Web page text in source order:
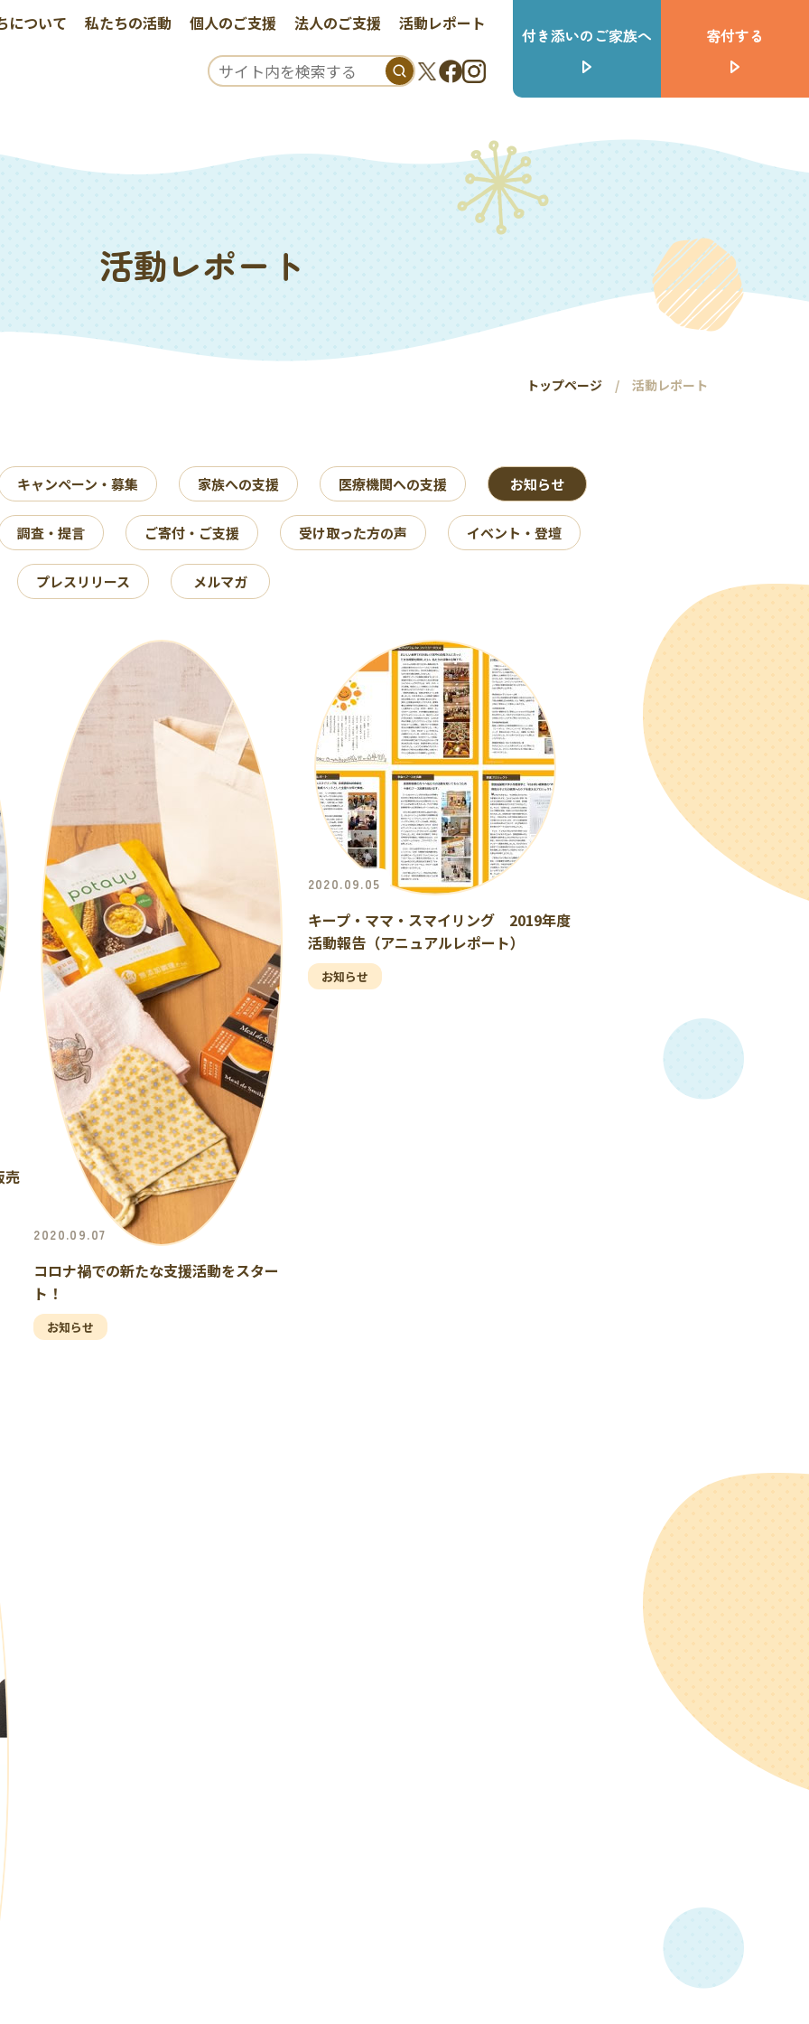
について 私たちの活動 個人のご支援 法人のご支援 活動レポート
付き添いのご家族へ 寄付する
活動レポート
トップページ 活動レポート
キャンペーン・募集 家族への支援 医療機関への支援 お知らせ
調査・提言 ご寄付・ご支援 受け取った方の声 イベント・登壇
プレスリリース メルマガ
売
2020.09.07
コロナ禍での新たな支援活動をスター
ト！
お知らせ
2020.09.05
キープ・ママ・スマイリング 2019年度
活動報告（アニュアルレポート）
お知らせ